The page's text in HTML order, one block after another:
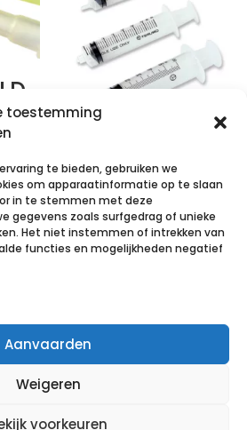
toestemming
te bieden, gebruiken we
om apparaatinformatie op te slaan
in te stemmen met deze
gegevens zoals surfgedrag of unieke
Het niet instemmen of intrekken van
functies en mogelijkheden negatief
Aanvaarden
Weigeren
voorkeuren
2
TERUMO SPUIT
DRIEDELIG – 5ML
ZONDER NAALD
– LUER
GECENTREERD –
Voeg toe aan verlanglijst